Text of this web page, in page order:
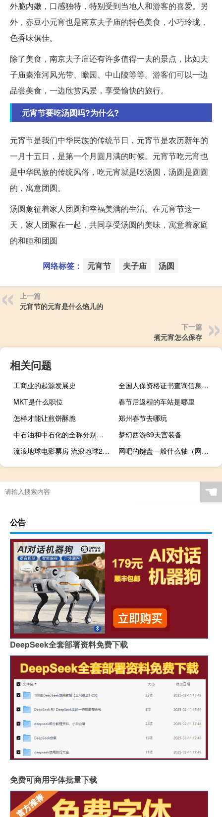
外脆内嫩，口感独特，特别受到当地人和游客的喜爱。另
外，赤豆小元宵也是南京夫子庙的特色美食，小巧玲珑，
色香味俱佳。
除了美食，南京夫子庙还有许多值得一去的景点，比如夫
子庙秦淮河风光带、瞻园、中山陵等等。游客们可以一边
品尝美食，一边欣赏风景，享受愉快的旅行。
元宵节要吃汤圆吗?为什么?
元宵节是我们中华民族的传统节日，元宵节是农历新年的
一月十五日，是第一个月圆月满的时候。元宵节吃元宵也
是中华民族的传统风俗，吃元宵就是吃汤圆，汤圆是圆圆
的，寓意团圆。
汤圆象征着家人团圆和幸福美满的生活。在元宵节这一
天，家人团聚在一起，共同享受汤圆的美味，寓意着家庭
的和睦和团圆
网络标签： 元宵节 夫子庙 汤圆
上一篇
元宵节的元宵是什么馅儿的
下一篇
煮元宵怎么保存
相关问题
工商业的起源发展史
全国人保资格证书查询信息网（人保部职业资格证书查询）
MKT是什么职位
春节后返程的车站是哪里
怎样才能让煎饼酥脆
郑州春节去哪玩
中石油和中石化的全称分别是什么
梦幻西游69天宫装备
流浪地球电影票房 流浪地球2最新实时票房
网吧的键盘一般什么轴（网吧键盘一般是什么轴）
贪吃的猫攻略
☚
公告
DeepSeek全套部署资料免费下载
免费可商用字体批量下载